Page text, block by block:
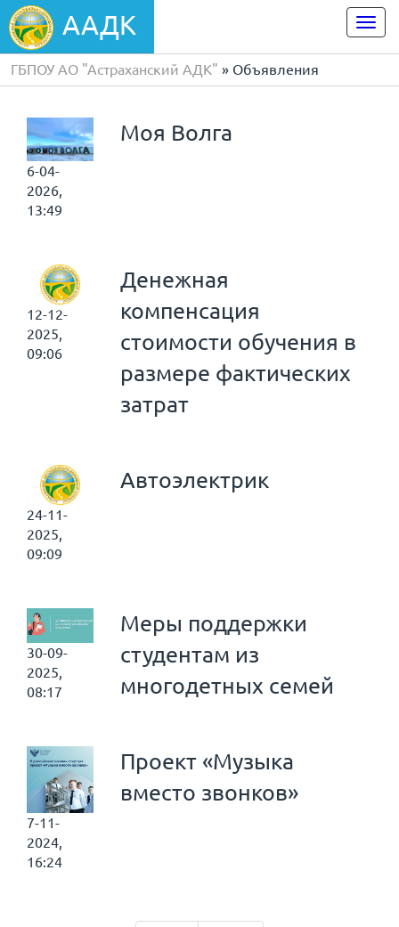
ААДК
ГБПОУ АО "Астраханский АДК" » Объявления
6-04-
2026,
13:49
Моя Волга
12-12-
2025,
09:06
Денежная
компенсация
стоимости обучения в
размере фактических
затрат
24-11-
2025,
09:09
Автоэлектрик
30-09-
2025,
08:17
Меры поддержки
студентам из
многодетных семей
7-11-
2024,
16:24
Проект «Музыка
вместо звонков»